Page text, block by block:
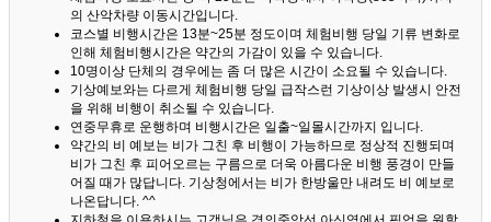
의 산악차량 이동시간입니다.
코스별 비행시간은 13분~25분 정도이며 체험비행 당일 기류 변화로
인해 체험비행시간은 약간의 가감이 있을 수 있습니다.
10명이상 단체의 경우에는 좀 더 많은 시간이 소요될 수 있습니다.
기상예보와는 다르게 체험비행 당일 급작스런 기상이상 발생시 안전
을 위해 비행이 취소될 수 있습니다.
연중무휴로 운행하며 비행시간은 일출~일몰시간까지 입니다.
약간의 비 예보는 비가 그친 후 비행이 가능하므로 정상적 진행되며
비가 그친 후 피어오르는 구름으로 더욱 아름다운 비행 풍경이 만들
어질 때가 많답니다. 기상청에서는 비가 한방울만 내려도 비 예보로
나온답니다. ^^